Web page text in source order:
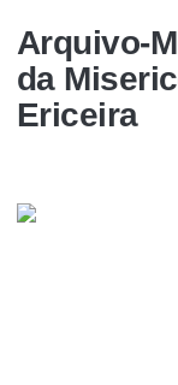
Arquivo-
da
Ericeira